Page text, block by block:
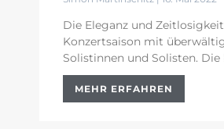
Die Eleganz und
Konzertsaison mit
Solistinnen und Solisten.
MEHR ERFAHREN